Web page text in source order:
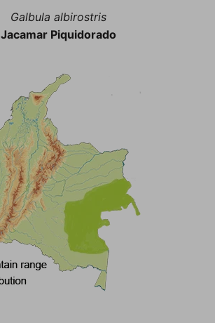
Galbula albirostris
Jacamar Piquidorado